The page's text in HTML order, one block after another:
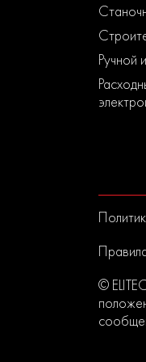
Ручной
©